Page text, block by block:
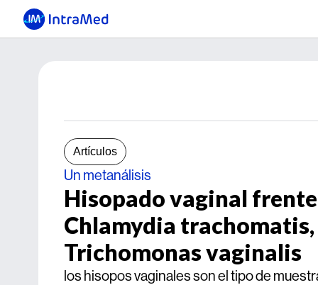
Artículos
Un metanálisis
Hisopado vaginal
Chlamydia
Trichomonas vaginalis
los hisopos vaginales son el tipo de